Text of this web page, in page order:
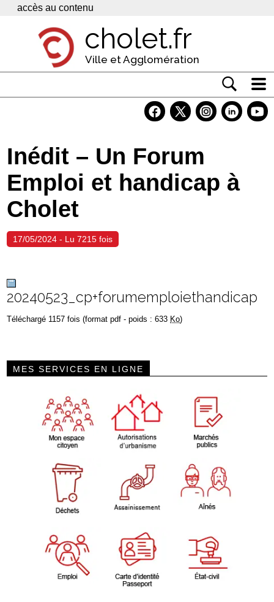
Panneau de gestion des cookies
accès au contenu
cholet.fr
Ville et Agglomération
Economie
Services
Contacts
Inédit – Un Forum
Emploi et handicap à
Cholet
17/05/2024 - Lu 7215 fois
20240523_cp+forumemploiethandicap
Téléchargé 1157 fois (format pdf - poids : 633 Ko)
MES SERVICES EN LIGNE